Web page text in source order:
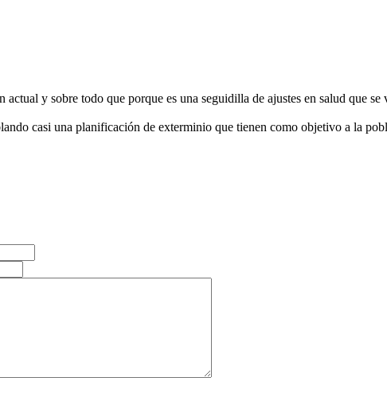
actual y sobre todo que porque es una seguidilla de ajustes en salud que se
casi una planificación de exterminio que tienen como objetivo a la